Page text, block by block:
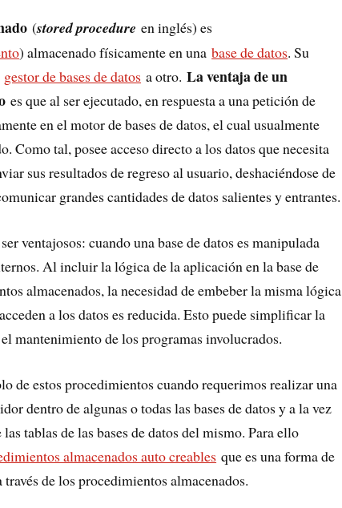
(stored procedure en inglés) es
) almacenado físicamente en unabase de datos. Su
gestor de bases de datos a otro.La ventaja de un
es que al ser ejecutado, en respuesta a una petición de
en el motor de bases de datos, el cual usualmente
Como tal, posee acceso directo a los datos que necesita
sus resultados de regreso al usuario, deshaciéndose de
grandes cantidades de datos salientes y entrantes.
ventajosos: cuando una base de datos es manipulada
Al incluir la lógica de la aplicación en la base de
almacenados, la necesidad de embeber la misma lógica
a los datos es reducida. Esto puede simplificar la
mantenimiento de los programas involucrados.
de estos procedimientos cuando requerimos realizar una
dentro de algunas o todas las bases de datos y a la vez
tablas de las bases de datos del mismo. Para ello
almacenados auto creables que es una forma de
de los procedimientos almacenados.